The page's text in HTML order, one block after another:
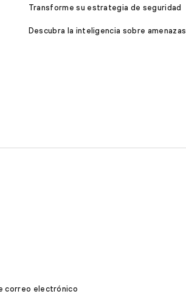
Transforme su estrategia de seguridad
Descubra la inteligencia sobre amenazas
correo electrónico